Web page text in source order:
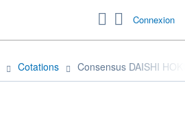
Connexion
Cotations Consensus DAISHI